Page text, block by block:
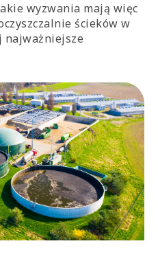
wyzwania mają więc
ścieków w
najważniejsze